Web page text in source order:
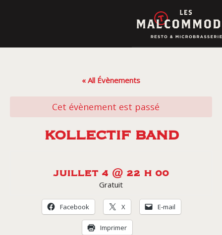
« All Évènements
Cet évènement est passé
KOLLECTIF BAND
JUILLET 4 @ 22 H 00
Gratuit
Facebook X E-mail
Imprimer